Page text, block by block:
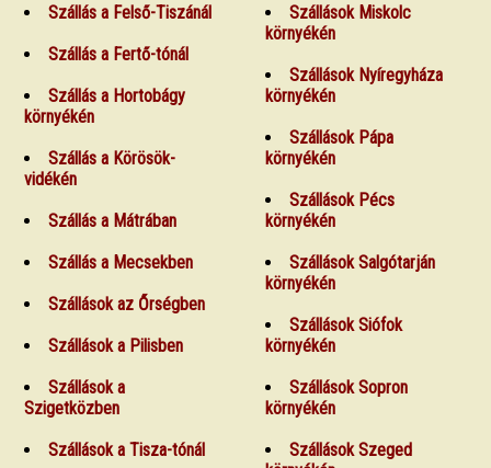
Szállás a Felső-Tiszánál
Szállás a Fertő-tónál
Szállás a Hortobágy
környékén
Szállás a Körösök-
vidékén
Szállás a Mátrában
Szállás a Mecsekben
Szállások az Őrségben
Szállások a Pilisben
Szállások a
Szigetközben
Szállások a Tisza-tónál
Szállások Miskolc
környékén
Szállások Nyíregyháza
környékén
Szállások Pápa
környékén
Szállások Pécs
környékén
Szállások Salgótarján
környékén
Szállások Siófok
környékén
Szállások Sopron
környékén
Szállások Szeged